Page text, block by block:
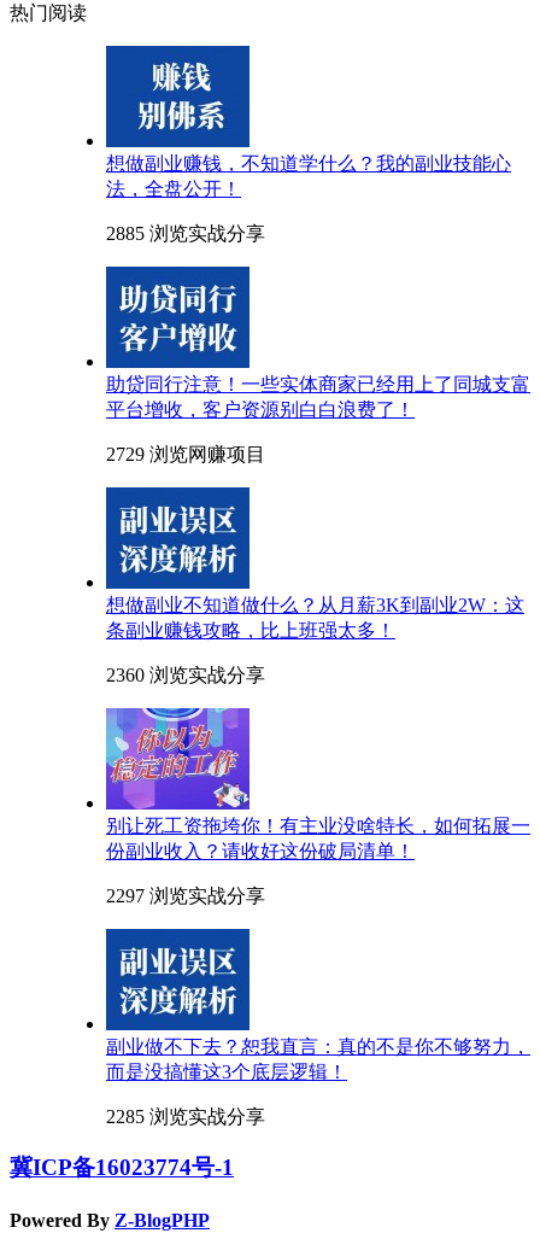
热门阅读
想做副业赚钱，不知道学什么？我的副业技能心
法，全盘公开！
2885 浏览实战分享
助贷同行注意！一些实体商家已经用上了同城支富
平台增收，客户资源别白白浪费了！
2729 浏览网赚项目
想做副业不知道做什么？从月薪3K到副业2W：这
条副业赚钱攻略，比上班强太多！
2360 浏览实战分享
别让死工资拖垮你！有主业没啥特长，如何拓展一
份副业收入？请收好这份破局清单！
2297 浏览实战分享
副业做不下去？恕我直言：真的不是你不够努力，
而是没搞懂这3个底层逻辑！
2285 浏览实战分享
冀ICP备16023774号-1
Powered By Z-BlogPHP